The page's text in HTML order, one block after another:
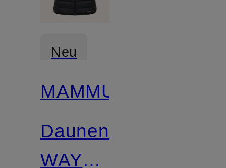
Neu
Zertifiziert
MAMMUT
Daunenweste
WAYMARKER